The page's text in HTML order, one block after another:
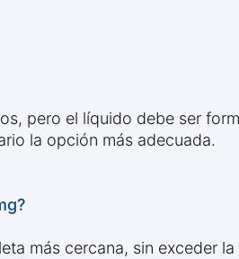
pero el líquido debe ser
la opción más adecuada.
más cercana, sin exceder